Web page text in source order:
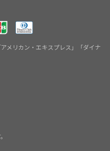
メリカン・エキスプレス」「ダイナ